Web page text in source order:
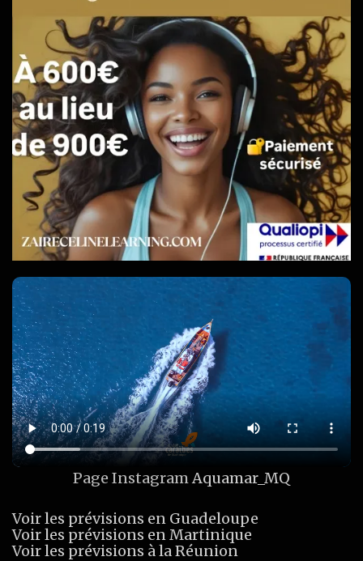
Page InstagramAquamar_MQ
Voir les prévisions en Guadeloupe
Voir les prévisions en Martinique
Voir les prévisions à la Réunion